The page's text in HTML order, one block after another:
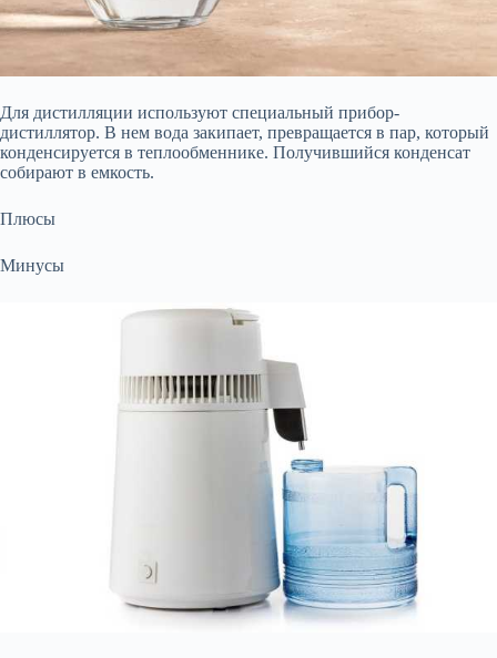
Для дистилляции используют специальный прибор-
дистиллятор. В нем вода закипает, превращается в пар, который
конденсируется в теплообменнике. Получившийся конденсат
собирают в емкость.
Плюсы
Минусы